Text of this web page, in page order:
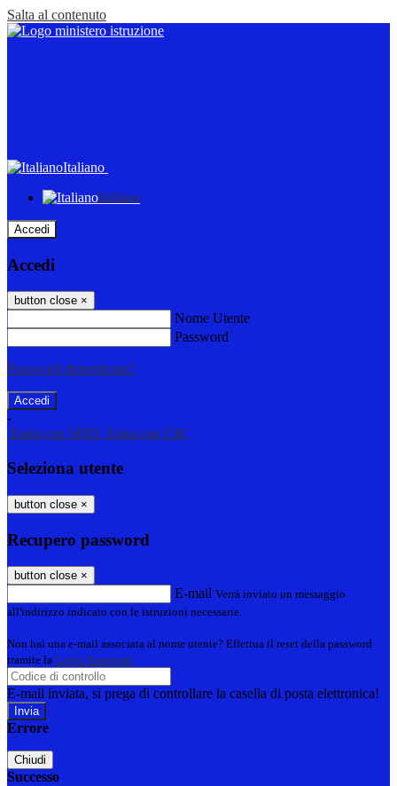
Salta al contenuto
Italiano
Italiano
Accedi
Accedi
button close ×
Nome Utente
Password
Password dimenticata?
-
Entra con SPID Entra con CIE
Seleziona utente
button close ×
Recupero password
button close ×
E-mail Verrà inviato un messaggio
all'indirizzo indicato con le istruzioni necessarie.
Non hai una e-mail associata al nome utente? Effettua il reset della password
tramite la Login Spaggiari
E-mail inviata, si prega di controllare la casella di posta elettronica!
Errore
Chiudi
Successo